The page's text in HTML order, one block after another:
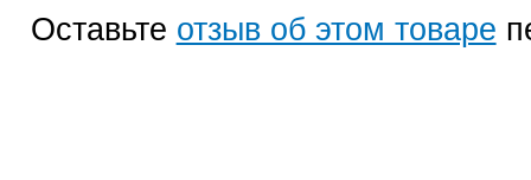
Оставьте отзыв об этом товаре